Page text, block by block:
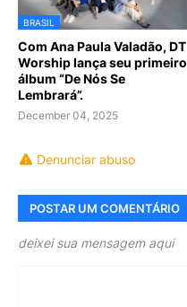
BRASIL
Com Ana Paula Valadão, DT
Worship lança seu primeiro
álbum “De Nós Se
Lembrará”.
December 04, 2025
Denunciar abuso
POSTAR UM COMENTÁRIO
deixei sua mensagem aqui